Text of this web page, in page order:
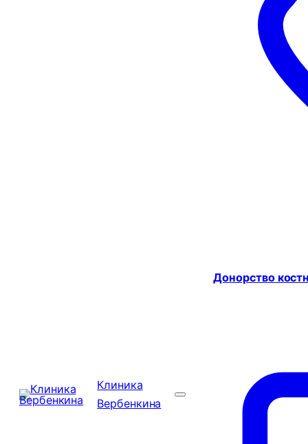
Клиника
Вербенкина
Донорство